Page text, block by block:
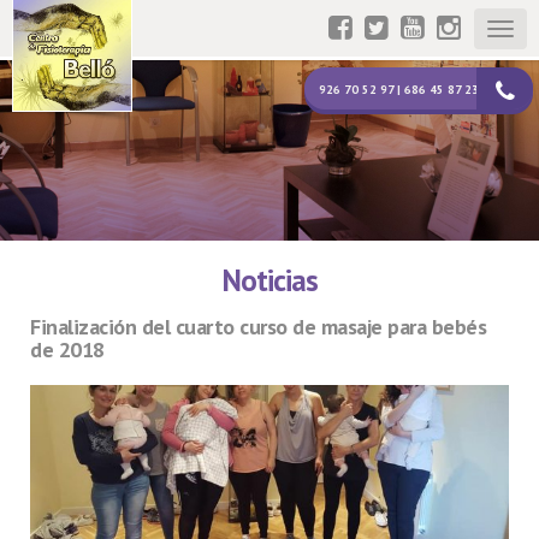
926 70 52 97 | 686 45 87 23
Noticias
Finalización del cuarto curso de masaje para bebés
de 2018